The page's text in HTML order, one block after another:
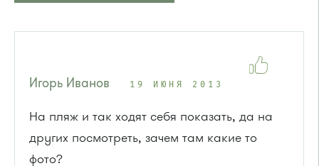
Игорь Иванов 19 ИЮНЯ 2013
На пляж и так ходят себя показать, да на
других посмотреть, зачем там какие то
фото?